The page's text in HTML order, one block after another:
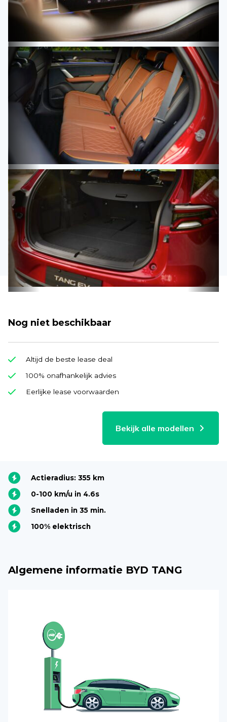
Nog niet beschikbaar
Bekijk alle modellen
Altijd de beste lease deal
100% onafhankelijk advies
Eerlijke lease voorwaarden
Actieradius: 355 km
0-100 km/u in 4.6s
Snelladen in 35 min.
100% elektrisch
Algemene informatie BYD TANG